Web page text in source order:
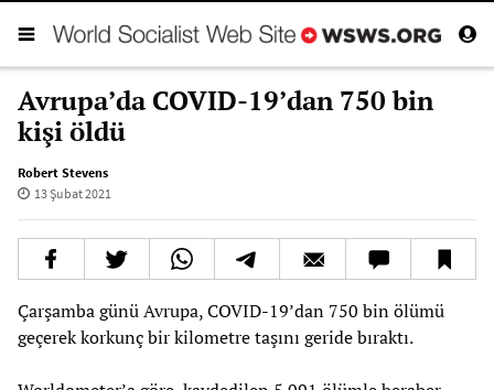
Avrupa’da COVID-19’dan 750 bin
kişi öldü
Robert Stevens
13 Şubat 2021
Çarşamba günü Avrupa, COVID-19’dan 750 bin ölümü
geçerek korkunç bir kilometre taşını geride bıraktı.